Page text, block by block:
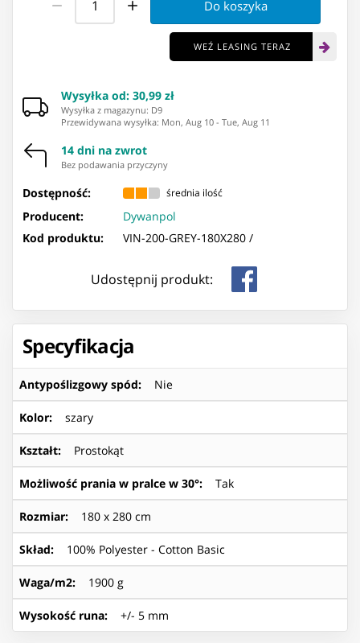
Do koszyka
WEŹ LEASING TERAZ
Wysyłka od: 30,99 zł
Wysyłka z magazynu: ⁨D9⁩
Przewidywana wysyłka: Mon, Aug 10 - Tue, Aug 11
14 dni na zwrot
Bez podawania przyczyny
Dostępność: średnia ilość
Producent:
Dywanpol
Kod produktu:
VIN-200-GREY-180X280 /
Udostępnij produkt:
Specyfikacja
Antypoślizgowy spód: Nie
Kolor: szary
Kształt: Prostokąt
Możliwość prania w pralce w 30°: Tak
Rozmiar: 180 x 280 cm
Skład: 100% Polyester - Cotton Basic
Waga/m2: 1900 g
Wysokość runa: +/- 5 mm